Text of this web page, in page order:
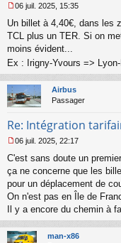
l
u
e
s
s
g
o
n
u
06 juil. 2025, 15:35
Un billet à 4,40€, dans les
TCL plus un TER. Si on
moins évident...
Ex : Irigny-Yvours =>
Airbus
Passager
Re: Intégration
e
s
s
g
e
n
o
06 juil. 2025, 22:17
C'est sans doute un
ça ne concerne que les
pour un déplacement de
On n'est pas en Île de
Il y a encore du chemin à
man-x86